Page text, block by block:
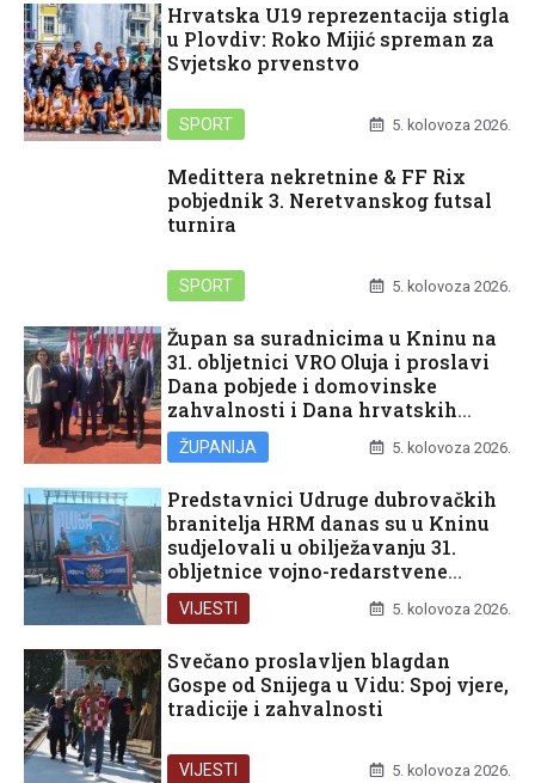
Hrvatska U19 reprezentacija stigla
u Plovdiv: Roko Mijić spreman za
Svjetsko prvenstvo
SPORT 5. kolovoza 2026.
Medittera nekretnine & FF Rix
pobjednik 3. Neretvanskog futsal
turnira
SPORT 5. kolovoza 2026.
Župan sa suradnicima u Kninu na
31. obljetnici VRO Oluja i proslavi
Dana pobjede i domovinske
zahvalnosti i Dana hrvatskih
branitelja
ŽUPANIJA 5. kolovoza 2026.
Predstavnici Udruge dubrovačkih
branitelja HRM danas su u Kninu
sudjelovali u obilježavanju 31.
obljetnice vojno-redarstvene
operacije Oluja
VIJESTI 5. kolovoza 2026.
Svečano proslavljen blagdan
Gospe od Snijega u Vidu: Spoj vjere,
tradicije i zahvalnosti
VIJESTI 5. kolovoza 2026.